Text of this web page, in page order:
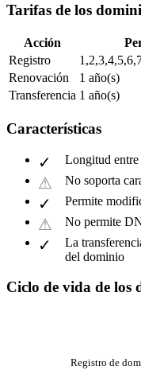
Tarifas de los
Acción
Registro
Renovación
1 año(s)
Transferencia 1 año(s)
Características
Longitud entre
No soporta
Permite
No permite
La
del dominio
Ciclo de vida de los
Registro de